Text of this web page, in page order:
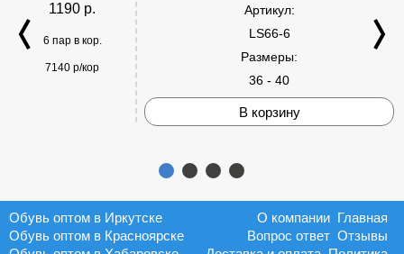
1190 р.
6 пар в кор.
7140 р/кор
Артикул:
LS66-6
Размеры:
36 - 40
В корзину
Обувь оптом в Иркутске
Обувь оптом в Красноярске
Главная
О компании
Отзывы
Вопрос ответ